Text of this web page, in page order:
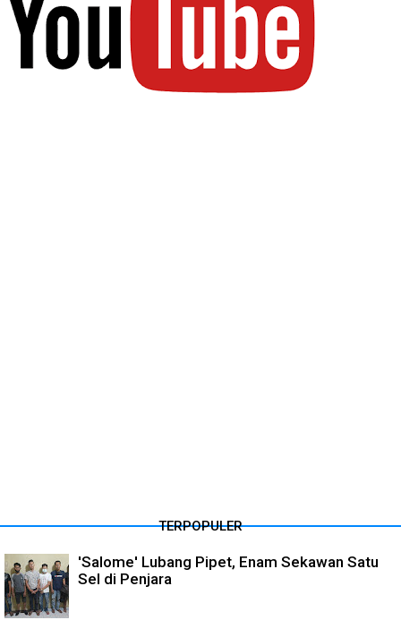
TERPOPULER
'Salome' Lubang Pipet, Enam Sekawan Satu
Sel di Penjara